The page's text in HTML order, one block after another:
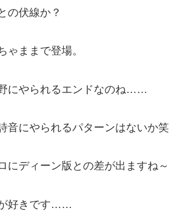
の伏線か？
ゃままで登場。
にやられるエンドなのね……
音にやられるパターンはないか笑
にディーン版との差が出ますね～
好きです……